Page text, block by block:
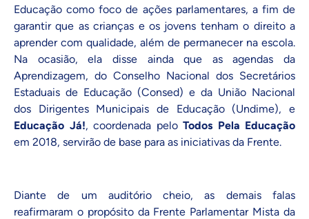
Educação como foco de ações parlamentares, a fim de
garantir que as crianças e os jovens tenham o direito a
aprender com qualidade, além de permanecer na escola.
Na ocasião, ela disse ainda que as agendas da
Aprendizagem, do Conselho Nacional dos Secretários
Estaduais de Educação (Consed) e da União Nacional
dos Dirigentes Municipais de Educação (Undime), e
Educação Já!, coordenada pelo Todos Pela Educação
em 2018, servirão de base para as iniciativas da Frente.
Diante de um auditório cheio, as demais falas
reafirmaram o propósito da Frente Parlamentar Mista da